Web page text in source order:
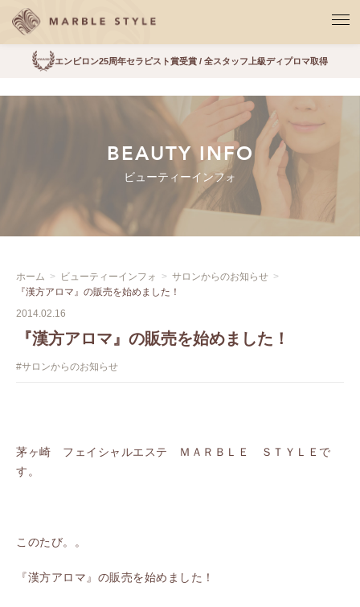
エンビロン25周年セラピスト賞受賞 / 全スタッフ上級ディプロマ取得
BEAUTY INFO
ビューティーインフォ
ホーム ビューティーインフォ
サロンからのお知らせ
『漢方アロマ』の販売を始めました！
2014.02.16
『漢方アロマ』の販売を始めました！
#サロンからのお知らせ
茅ヶ崎 フェイシャルエステ ＭＡＲＢＬＥ ＳＴＹＬＥで
す。
このたび。。
『漢方アロマ』の販売を始めました！